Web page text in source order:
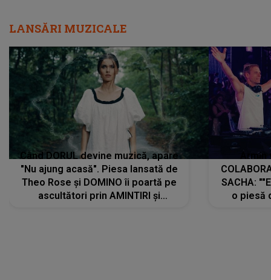
LANSĂRI MUZICALE
Când DORUL devine muzică, apare
"Nu ajung acasă". Piesa lansată de
Theo Rose și DOMINO îi poartă pe
ascultători prin AMINTIRI și
SACHA:
o piesă